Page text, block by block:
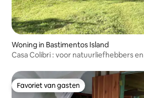
Woning in Bastimentos Island
Casa Colibri : voor natuurliefhebbers
Favoriet van gasten
Favoriet van gasten